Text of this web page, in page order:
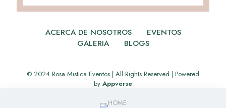
ACERCA DE NOSOTROS
EVENTOS
GALERIA
BLOGS
© 2024 Rosa Mistica Eventos | All Rights Reserved | Powered
by Appverse